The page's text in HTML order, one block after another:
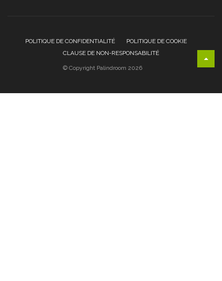
POLITIQUE DE CONFIDENTIALITÉ
POLITIQUE DE COOKIE
CLAUSE DE NON-RESPONSABILITÉ
© Copyright Palindroom 2026